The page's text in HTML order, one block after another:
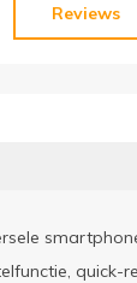
Reviews
quick-